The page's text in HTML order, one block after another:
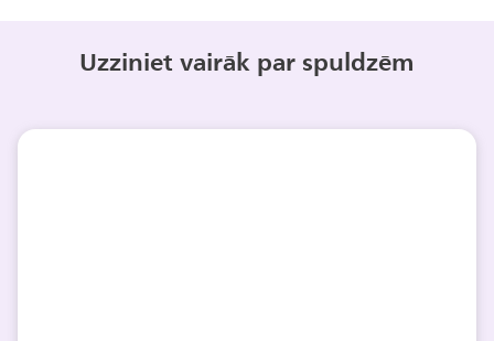
Uzziniet vairāk par spuldzēm